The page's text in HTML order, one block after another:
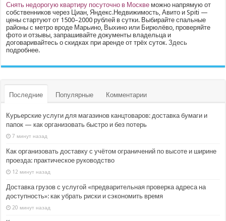
Снять недорогую квартиру посуточно в Москве можно напрямую от
собственников через Циан, Яндекс.Недвижимость, Авито и Spiti —
цены стартуют от 1500–2000 рублей в сутки. Выбирайте спальные
районы с метро вроде Марьино, Выхино или Бирюлёво, проверяйте
фото и отзывы, запрашивайте документы владельца и
договаривайтесь о скидках при аренде от трёх суток.Здесь
подробнее.
Последние Популярные Комментарии
Курьерские услуги для магазинов канцтоваров: доставка бумаги и
папок — как организовать быстро и без потерь
7 минут назад
Как организовать доставку с учётом ограничений по высоте и ширине
проезда: практическое руководство
12 минут назад
Доставка грузов с услугой «предварительная проверка адреса на
доступность»: как убрать риски и сэкономить время
20 минут назад